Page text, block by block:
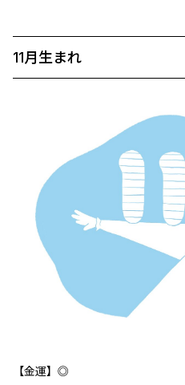
11月生まれ
【金運】◎